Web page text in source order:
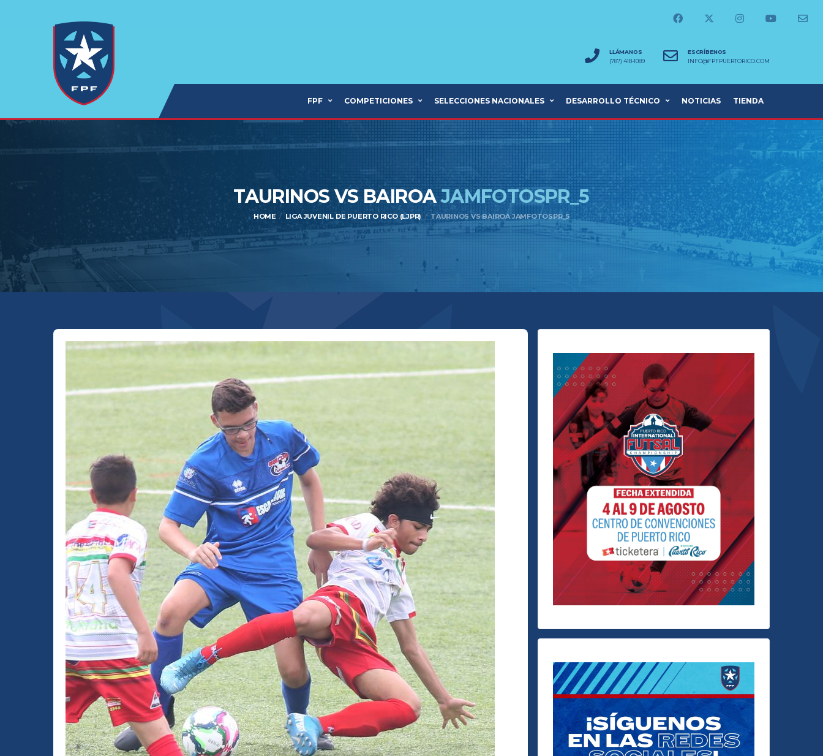
LLÁMANOS
(787) 418-1089
ESCRÍBENOS
INFO@FPFPUERTORICO.COM
FPF COMPETICIONES SELECCIONES NACIONALES DESARROLLO TÉCNICO NOTICIAS TIENDA
TAURINOS VS BAIROAJAMFOTOSPR_5
HOME LIGA JUVENIL DE PUERTO RICO (LJPR) TAURINOS VS BAIROA JAMFOTOSPR_5